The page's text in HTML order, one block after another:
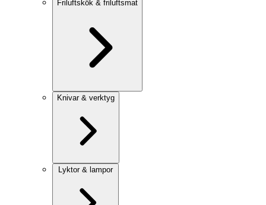
Friluftskök & friluftsmat
Knivar & verktyg
Lyktor & lampor